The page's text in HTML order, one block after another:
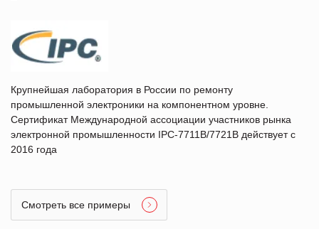
Крупнейшая лаборатория в России по ремонту
промышленной электроники на компонентном уровне.
Сертификат Международной ассоциации участников рынка
электронной промышленности IPC-7711B/7721B действует с
2016 года
Смотреть все примеры